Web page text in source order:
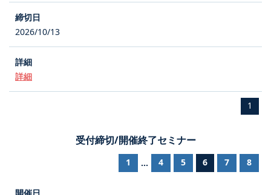
2026/10/13
詳細
1
受付締切/開催終了セミナー
1 ... 4 5 6 7 8